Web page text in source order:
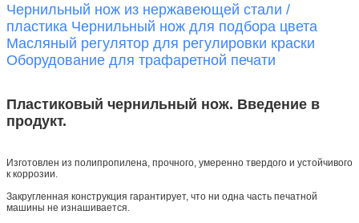
Чернильный нож из нержавеющей стали /
пластика Чернильный нож для подбора цвета
Масляный регулятор для регулировки краски
Оборудование для трафаретной печати
Пластиковый чернильный нож. Введение в
продукт.
Изготовлен из полипропилена, прочного, умеренно твердого и устойчивого
к коррозии.
Закругленная конструкция гарантирует, что ни одна часть печатной
машины не изнашивается.